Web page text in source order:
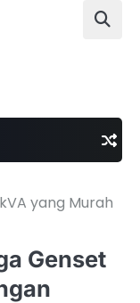
yang Murah
Genset